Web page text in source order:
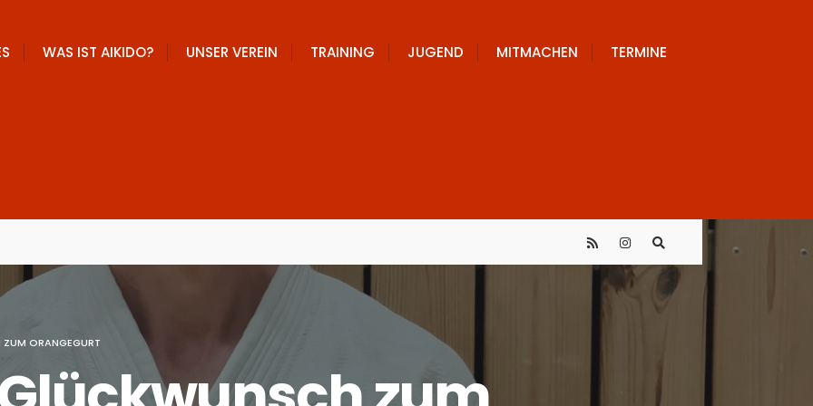
WAS IST AIKIDO? UNSER VEREIN TRAINING JUGEND MITMACHEN TERMINE
ZUM ORANGEGURT